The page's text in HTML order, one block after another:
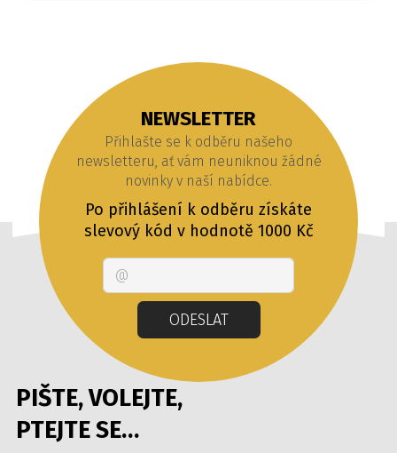
PIŠTE, VOLEJTE,
PTEJTE SE…
NEWSLETTER
Přihlašte se k odběru našeho
newsletteru, ať vám neuniknou žádné
novinky v naší nabídce.
Po přihlášení k odběru získáte
slevový kód v hodnotě 1000 Kč
ODESLAT